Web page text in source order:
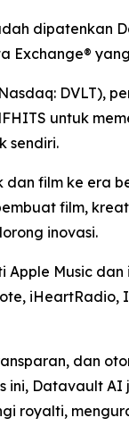
dipatenkan
Exchange®
DVLT),
untuk
sendiri.
dan film ke
film,
inovasi.
Music dan
dan
Datavault
royalti,